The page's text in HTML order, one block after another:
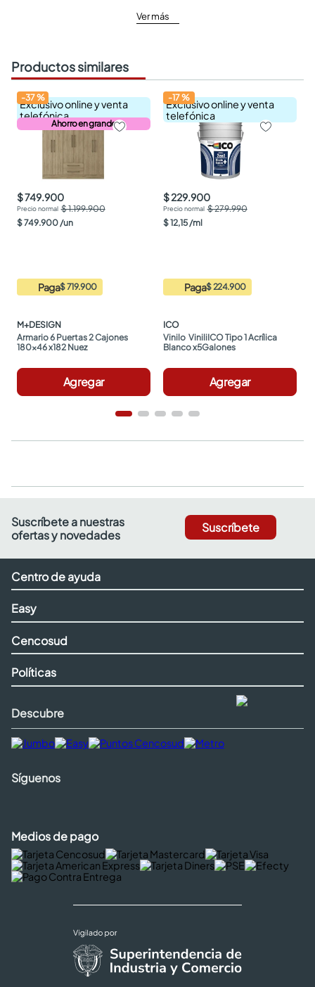
Ver más
Productos similares
Exclusivo online y venta
telefónica
Ahorro en grande
-37%
$ 749.900
$ 1.199.900
$749.900 /un
Paga$ 719.900
M+DESIGN
Armario 6 Puertas 2 Cajones
180x46 x182 Nuez
Agregar
Exclusivo online y venta
telefónica
-17%
$ 229.900
$ 279.990
$12,15 /ml
Paga$ 224.900
ICO
Vinilo  ViniliICO Tipo 1 Acrílica
Blanco x5Galones
Agregar
Suscríbete a nuestras
ofertas y novedades
Suscríbete
Centro de ayuda
Easy
Cencosud
Políticas
Descubre
Síguenos
Medios de pago